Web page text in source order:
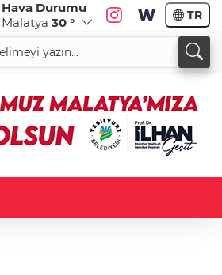
Hava Durumu
Malatya 30 ° TR